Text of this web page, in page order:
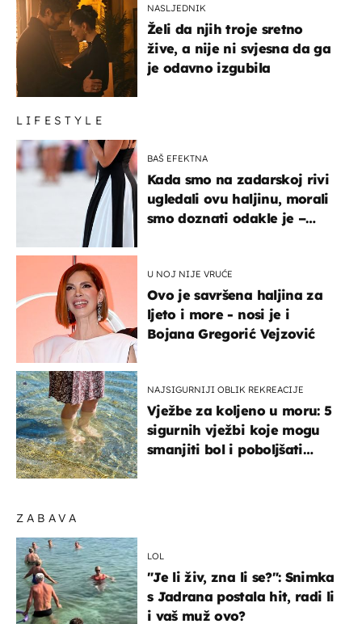
ZABAVA
LOL
"Je li živ, zna li se?": Snimka
s Jadrana postala hit, radi li
i vaš muž ovo?
NASLJEDNIK
Želi da njih troje sretno
žive, a nije ni svjesna da ga
je odavno izgubila
LIFESTYLE
BAŠ EFEKTNA
Kada smo na zadarskoj rivi
ugledali ovu haljinu, morali
smo doznati odakle je –
U NOJ NIJE VRUĆE
Ovo je savršena haljina za
ljeto i more - nosi je i
Bojana Gregorić Vejzović
NAJSIGURNIJI OBLIK REKREACIJE
Vježbe za koljeno u moru: 5
sigurnih vježbi koje mogu
smanjiti bol i poboljšati